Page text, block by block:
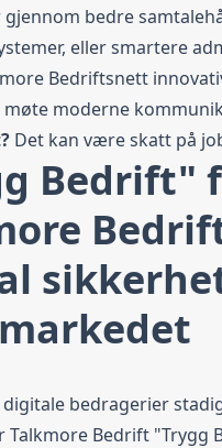
gjennom bedre
eller smartere
Bedriftsnett
moderne
Det kan væreskatt på
Bedrift"
bedragerier
Talkmore Bedrift "Trygg